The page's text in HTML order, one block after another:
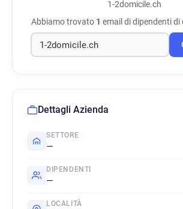
1-2domicile.ch
Abbiamo trovato 1 email di dipendenti di
Dettagli Azienda
SETTORE
—
DIPENDENTI
—
LOCALITÀ